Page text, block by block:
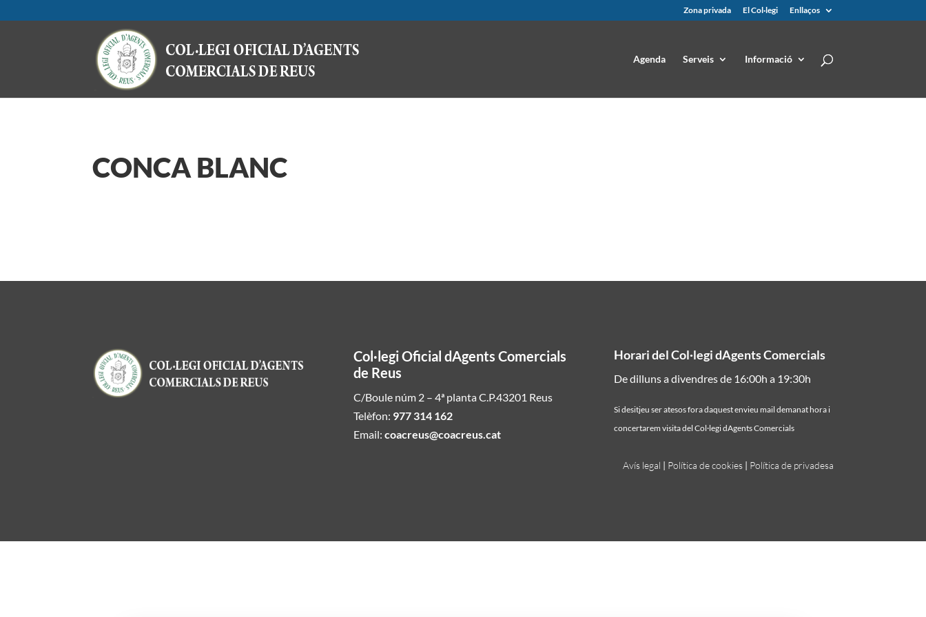
Zona privada El Col·legi Enllaços
Agenda Serveis Informació
CONCA BLANC
Col·legi Oficial dAgents Comercials
de Reus
C/Boule núm 2 – 4ª planta C.P.43201 Reus
Telèfon: 977 314 162
Email: coacreus@coacreus.cat
Horari del Col·legi dAgents Comercials
De dilluns a divendres de 16:00h a 19:30h
Si desitjeu ser atesos fora daquest envieu mail demanat hora i
concertarem visita del Col·legi dAgents Comercials
Avís legal | Política de cookies| Política de privadesa